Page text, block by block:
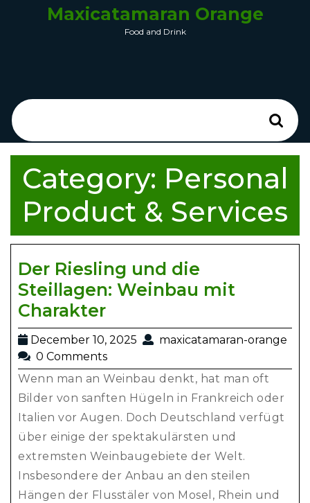
Maxicatamaran Orange
Food and Drink
Category: Personal
Product & Services
Der Riesling und die
Steillagen: Weinbau mit
Charakter
December 10, 2025
maxicatamaran-orange
0 Comments
Wenn man an Weinbau denkt, hat man oft
Bilder von sanften Hügeln in Frankreich oder
Italien vor Augen. Doch Deutschland verfügt
über einige der spektakulärsten und
extremsten Weinbaugebiete der Welt.
Insbesondere der Anbau an den steilen
Hängen der Flusstäler von Mosel, Rhein und